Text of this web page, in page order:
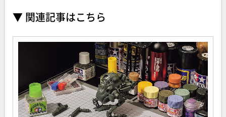
▼ 関連記事はこちら